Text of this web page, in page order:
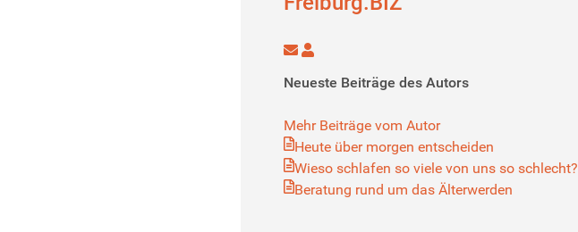
Updates
Freiburg.BIZ
Neueste Beiträge des Autors
Mehr Beiträge vom Autor
Heute über morgen entscheiden
Wieso schlafen so viele von uns so schlecht?
Beratung rund um das Älterwerden